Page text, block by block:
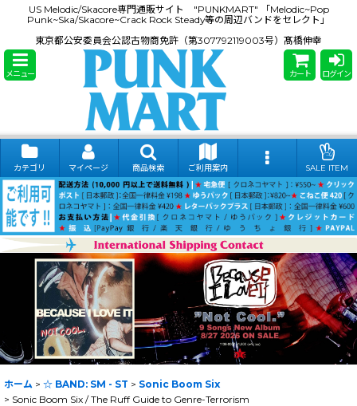
US Melodic/Skacore専門通販サイト "PUNKMART" 「Melodic~Pop
Punk~Ska/Skacore~Crack Rock Steady等の周辺バンドをセレクト」
東京都公安委員会公認古物商免許（第307792119003号）髙橋伸幸
メニュー カート ログイン
カテゴリ マイページ 商品検索 ご利用案内 SALE ITEM
ホーム > ☆ BAND: SM - ST > Sonic Boom Six
> Sonic Boom Six / The Ruff Guide to Genre-Terrorism